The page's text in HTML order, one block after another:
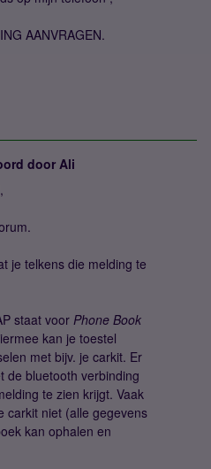
AANVRAGEN.
door Ali
je telkens die melding te
staat voor Phone Book
kan je toestel
met bijv. je carkit. Er
de bluetooth verbinding
te zien krijgt. Vaak
carkit niet (alle gegevens
kan ophalen en